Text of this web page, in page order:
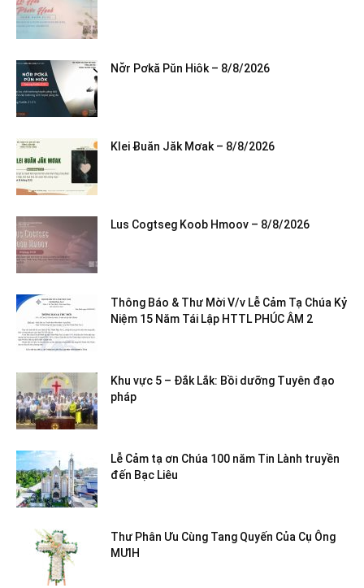
Nơ̆r Pơkă Pŭn Hiôk – 8/8/2026
Klei Ƀuăn Jăk Mơak – 8/8/2026
Lus Cogtseg Koob Hmoov – 8/8/2026
Thông Báo & Thư Mời V/v Lễ Cảm Tạ Chúa Kỷ
Niệm 15 Năm Tái Lập HTTL PHÚC ÂM 2
Khu vực 5 – Đắk Lắk: Bồi dưỡng Tuyên đạo
pháp
Lễ Cảm tạ ơn Chúa 100 năm Tin Lành truyền
đến Bạc Liêu
Thư Phân Ưu Cùng Tang Quyến Của Cụ Ông
MƯIH